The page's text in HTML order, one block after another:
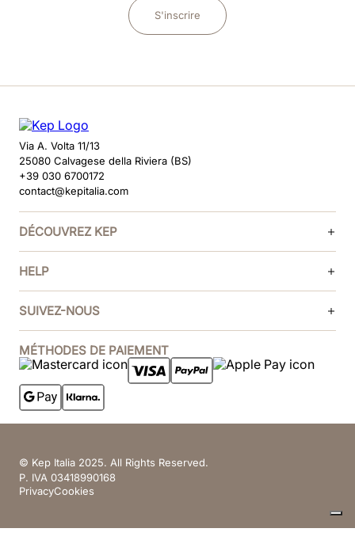
S'inscrire
Via A. Volta 11/13
25080 Calvagese della Riviera (BS)
+39 030 6700172
contact@kepitalia.com
DÉCOUVREZ KEP
HELP
SUIVEZ-NOUS
MÉTHODES DE PAIEMENT
© Kep Italia 2025. All Rights Reserved.
P. IVA 03418990168
PrivacyCookies